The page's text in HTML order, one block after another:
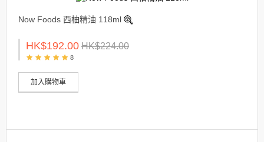
Now Foods 西柚精油 118ml
HK$192.00 HK$224.00
8
加入購物車